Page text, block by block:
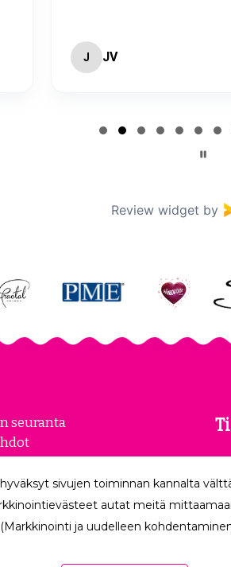
J JV
Review widget by
seuranta
sivujen toiminnan kannalta
autat meitä
ja uudelleen